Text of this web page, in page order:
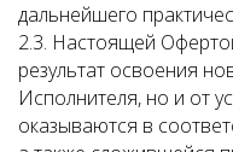
дальнейшего
2.3. Настоящей
результат освоения
Исполнителя, но и от
оказываются в